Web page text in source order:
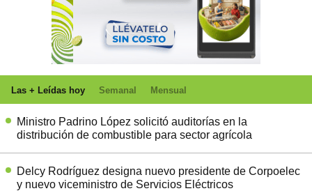
Las + Leídas hoy Semanal Mensual
Ministro Padrino López solicitó auditorías en la
distribución de combustible para sector agrícola
Delcy Rodríguez designa nuevo presidente de Corpoelec
y nuevo viceministro de Servicios Eléctricos